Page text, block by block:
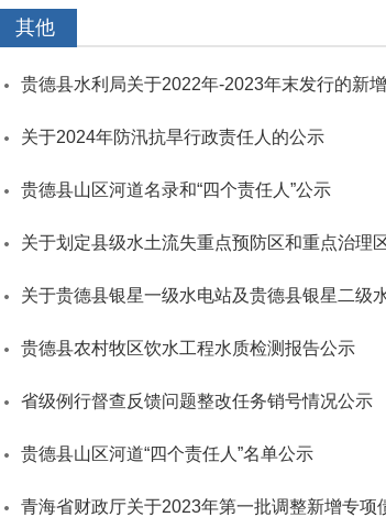
其他
贵德县水利局关于2022年-2023年末发行的新
关于2024年防汛抗旱行政责任人的公示
贵德县山区河道名录和“四个责任人”公示
关于划定县级水土流失重点预防区和重点治理
关于贵德县银星一级水电站及贵德县银星二级
贵德县农村牧区饮水工程水质检测报告公示
省级例行督查反馈问题整改任务销号情况公示
贵德县山区河道“四个责任人”名单公示
青海省财政厅关于2023年第一批调整新增专项